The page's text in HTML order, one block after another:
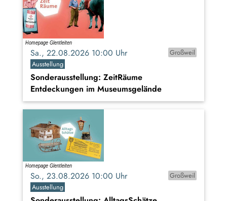
Sa., 22.08.2026 10:00 Uhr
Großweil
Ausstellung
Sonderausstellung: ZeitRäume
Entdeckungen im Museumsgelände
So., 23.08.2026 10:00 Uhr
Großweil
Ausstellung